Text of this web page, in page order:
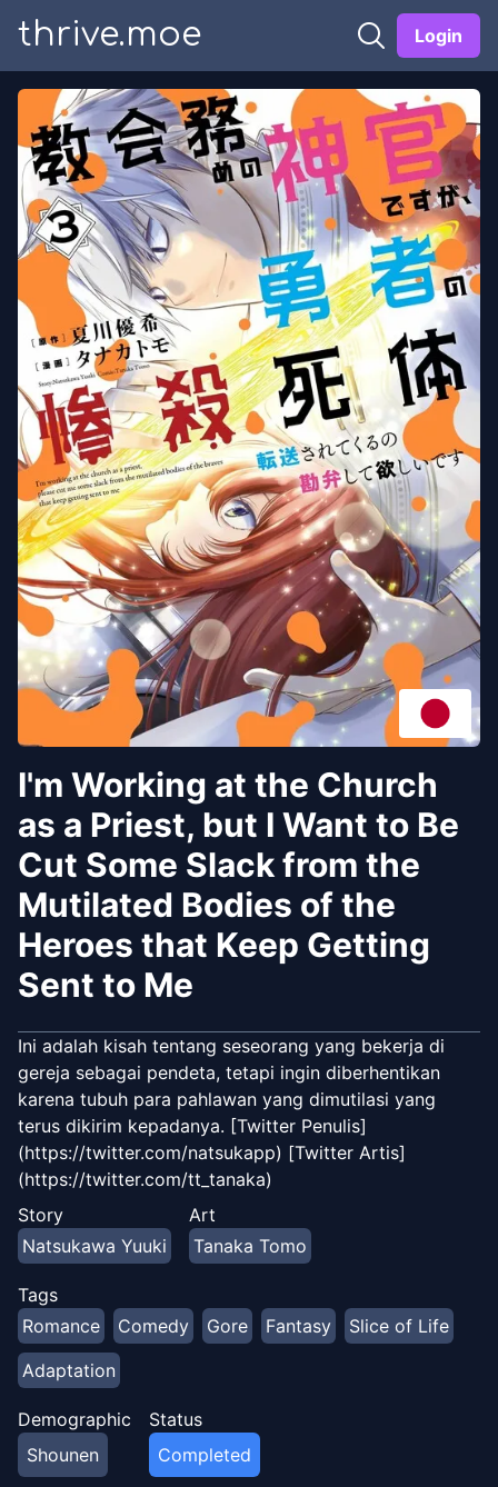
thrive.moe Login
I'm Working at the Church
as a Priest, but I Want to Be
Cut Some Slack from the
Mutilated Bodies of the
Heroes that Keep Getting
Sent to Me
Ini adalah kisah tentang seseorang yang bekerja di
gereja sebagai pendeta, tetapi ingin diberhentikan
karena tubuh para pahlawan yang dimutilasi yang
terus dikirim kepadanya. [Twitter Penulis]
(https://twitter.com/natsukapp) [Twitter Artis]
(https://twitter.com/tt_tanaka)
Story
Natsukawa Yuuki
Art
Tanaka Tomo
Tags
Romance
Comedy Gore Fantasy
Slice of Life
Adaptation
Demographic
Shounen
Status
Completed